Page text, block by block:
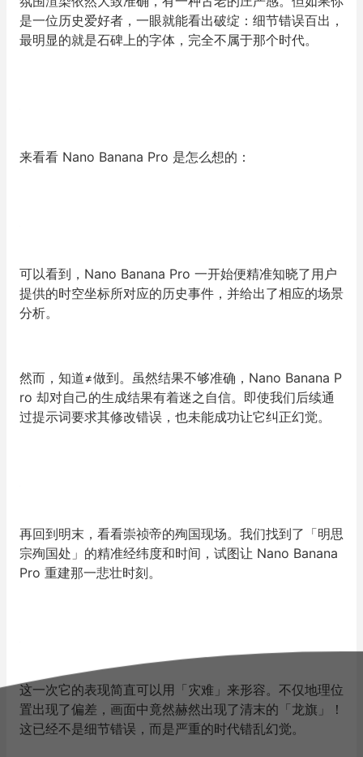
是一位历史爱好者，一眼就能看出破绽：细节错误百出，
最明显的就是石碑上的字体，完全不属于那个时代。
来看看 Nano Banana Pro 是怎么想的：
可以看到，Nano Banana Pro 一开始便精准知晓了用户
提供的时空坐标所对应的历史事件，并给出了相应的场景
分析。
然而，知道≠做到。虽然结果不够准确，Nano Banana P
ro 却对自己的生成结果有着迷之自信。即使我们后续通
过提示词要求其修改错误，也未能成功让它纠正幻觉。
再回到明末，看看崇祯帝的殉国现场。我们找到了「明思
宗殉国处」的精准经纬度和时间，试图让 Nano Banana
Pro 重建那一悲壮时刻。
这一次它的表现简直可以用「灾难」来形容。不仅地理位
置出现了偏差，画面中竟然赫然出现了清末的「龙旗」！
这已经不是细节错误，而是严重的时代错乱幻觉。